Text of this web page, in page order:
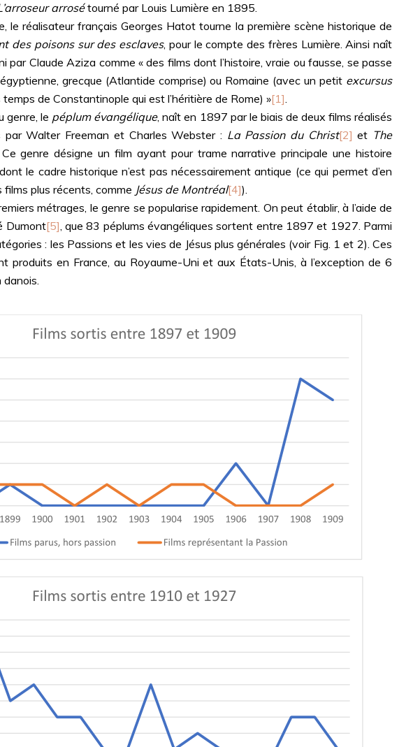
arrosétourné par Louis Lumière en 1895.
français Georges Hatot tourne la première scène historique de
des poisons sur des esclaves, pour le compte des frères Lumière. Ainsi naît
par Claude Aziza comme « des films dont l’histoire, vraie ou fausse, se passe
grecque (Atlantide comprise) ou Romaine (avec un petit excursus
de Constantinople qui est l’héritière de Rome) »[1].
le péplum évangélique, naît en 1897 par le biais de deux films réalisés
par Walter Freeman et Charles Webster : La Passion du Christ[2] et The
genre désigne un film ayant pour trame narrative principale une histoire
le cadre historique n’est pas nécessairement antique (ce qui permet d’en
plus récents, comme Jésus de Montréal[4]).
métrages, le genre se popularise rapidement. On peut établir, à l’aide de
Dumont[5], que 83 péplums évangéliques sortent entre 1897 et 1927. Parmi
: les Passions et les vies de Jésus plus générales (voir Fig. 1 et 2). Ces
produits en France, au Royaume-Uni et aux États-Unis, à l’exception de 6
danois.